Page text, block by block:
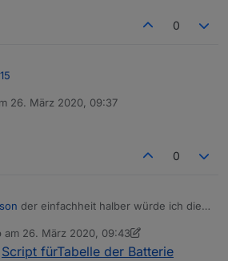
0
die datenpunkte an und kopierst es in
26. März 2020, 09:37
von
0
der einfachheit halber würde ich die
da ja nichts dazu
am 26. März 2020, 09:43
von jackblackson
Script fürTabelle der Batterie